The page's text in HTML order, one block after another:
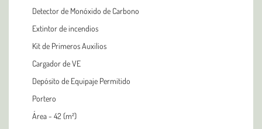
Detector de Monóxido de Carbono
Extintor de incendios
Kit de Primeros Auxilios
Cargador de VE
Depósito de Equipaje Permitido
Portero
Área - 42 (m²)